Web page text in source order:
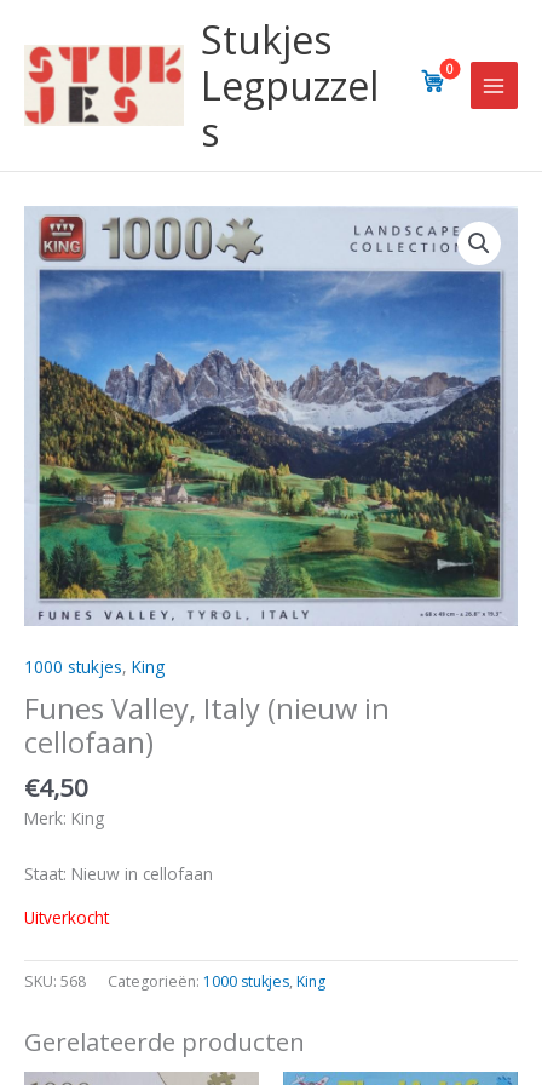
inhoud
Stukjes
Legpuzzel
s
0
1000 stukjes, King
Funes Valley, Italy (nieuw in
cellofaan)
€4,50
Merk: King
Staat: Nieuw in cellofaan
Uitverkocht
SKU: 568 Categorieën: 1000 stukjes, King
Gerelateerde producten
Oorspronkelijke
Huidige